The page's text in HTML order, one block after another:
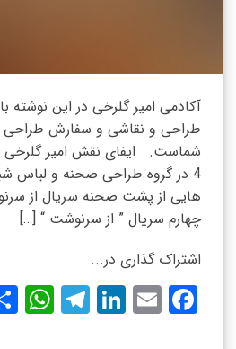
آکادمی امیر گلرخی در این
طراحی و نقاشی و سفارش
شماست. ایفای نقش امیر گلرخی
4 در گروه طراحی صحنه و
هایی از پشت صحنه سریال از
چهارم سریال ” از سرنوشت “ […]
اشتراک گذاری در...
Facebook
Email